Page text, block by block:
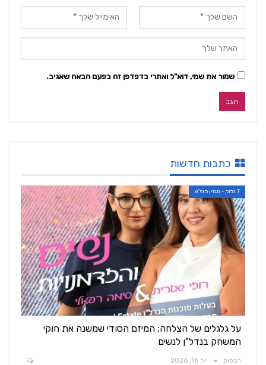
שמור את שמי, דוא"ל ואתרי בדפדפן זה בפעם הבאה שאגיב.
כתבות חדשות
7 בלוק - מגזין סופ"ש
על גלגלים של הצלחה: המיזם הסודי שמשנה את חוקי
המשחק בנדל"ן לנשים
הבלוק יול 16, 2026